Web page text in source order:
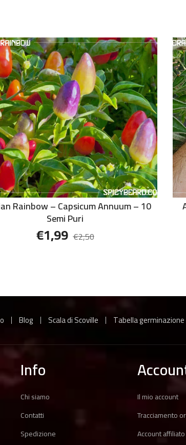
Rainbow – Capsicum Annuum – 10
Semi Puri
€2,50
€1,99
Blog Scala di Scoville Tabella germinazione
Info
Chi siamo
Contatti
Spedizione
Il mio account
Tracciamento
Account affiliato